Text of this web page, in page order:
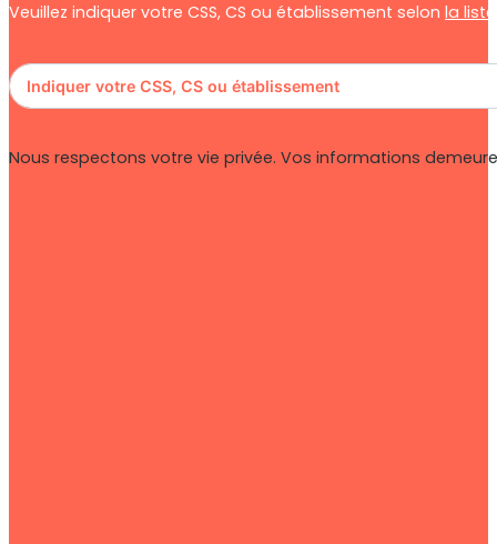
Veuillez indiquer votre CSS, CS ou établissement selon la
Nous respectons votre vie privée. Vos informations